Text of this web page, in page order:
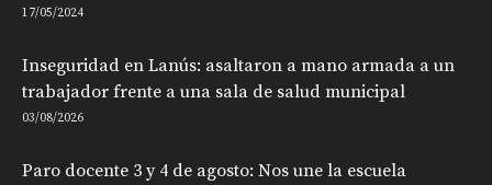
17/05/2024
Inseguridad en Lanús: asaltaron a mano armada a un
trabajador frente a una sala de salud municipal
03/08/2026
Paro docente 3 y 4 de agosto: Nos une la escuela